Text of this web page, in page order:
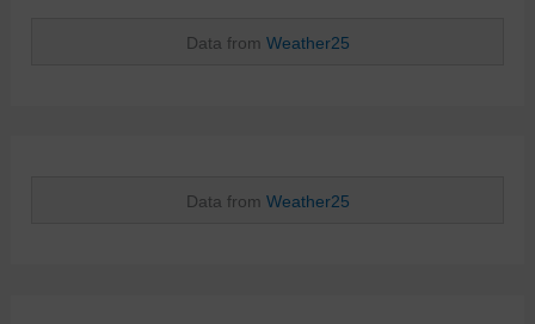
Data from Weather25
Data from Weather25